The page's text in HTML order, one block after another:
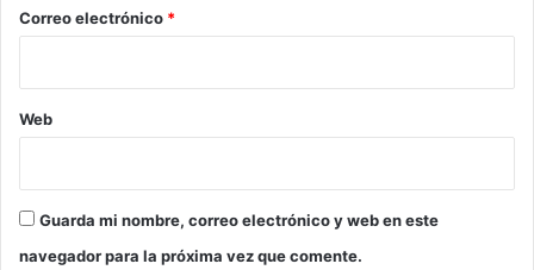
*
Correo electrónico *
Web
Guarda mi nombre, correo electrónico y web en este
navegador para la próxima vez que comente.